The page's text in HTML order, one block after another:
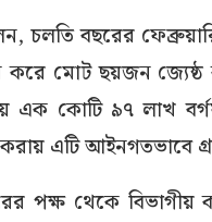
চলতি বছরের
করে মোট ছয়জন জ্যেষ্ঠ
এক কোটি ৯৭ লাখ
করায় এটি আইনগতভাবে
পক্ষ থেকে বিভাগীয়